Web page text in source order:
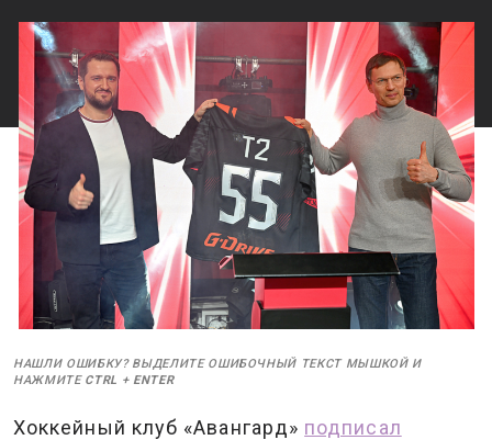
НАШЛИ ОШИБКУ? ВЫДЕЛИТЕ ОШИБОЧНЫЙ ТЕКСТ МЫШКОЙ И
НАЖМИТЕ CTRL + ENTER
Хоккейный клуб «Авангард» подписал